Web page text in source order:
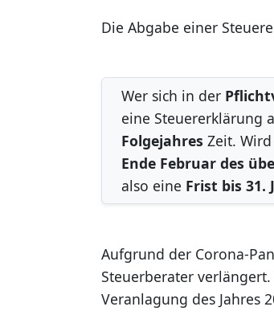
Die Abgabe einer
Wer sich in der
eine Steuererklärung
Folgejahres Zeit. Wird
Ende Februar des
also eine Frist bis 31.
Aufgrund der Corona-
Steuerberater
Veranlagung des Jahres